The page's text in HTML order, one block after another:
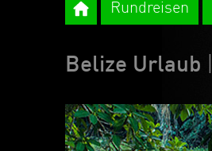
Rundreisen
Belize Urlaub